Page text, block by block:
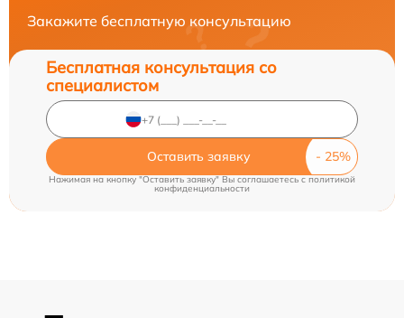
Закажите бесплатную консультацию
Бесплатная консультация со
специалистом
Оставить заявку
Нажимая на кнопку "Оставить заявку" Вы соглашаетесь c политикой
конфиденциальности